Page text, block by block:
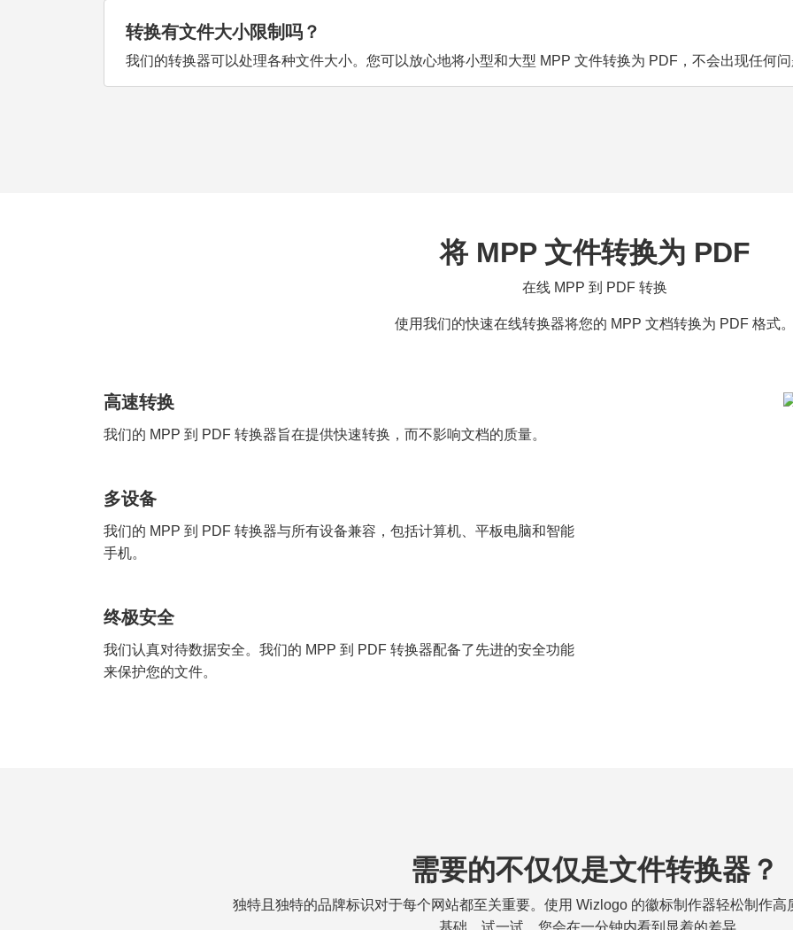
转换有文件大小限制吗？
我们的转换器可以处理各种文件大小。您可以放心地将小型和大型 MPP 文件转换为 PDF，不会出现任何
将 MPP 文件转换为 PDF
在线 MPP 到 PDF 转换
使用我们的快速在线转换器将您的 MPP 文档转换为 PDF 格式
高速转换
我们的 MPP 到 PDF 转换器旨在提供快速转换，而不影响文档的质量。
多设备
我们的 MPP 到 PDF 转换器与所有设备兼容，包括计算机、平板电脑和智能
手机。
终极安全
我们认真对待数据安全。我们的 MPP 到 PDF 转换器配备了先进的安全功能
来保护您的文件。
需要的不仅仅是文件转换器？
独特且独特的品牌标识对于每个网站都至关重要。使用 Wizlogo 的徽标制作器轻松制作
基础。试一试，您会在一分钟内看到显着的差异。